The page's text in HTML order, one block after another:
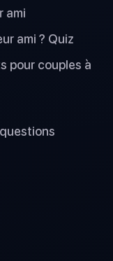
ami
ami ? Quiz
pour couples à